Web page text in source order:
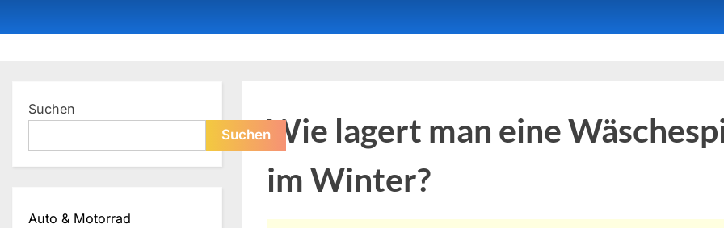
to
Wie lagert man eine
im Winter?
Suchen
Suchen
Auto & Motorrad